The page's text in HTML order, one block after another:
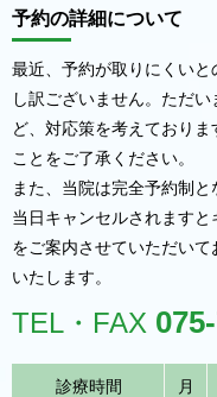
予約の詳細について
最近、予約が取りにくい
し訳ございません。ただ
ど、対応策を考えており
ことをご了承ください。
また、当院は完全予約制と
当日キャンセルされます
をご案内させていただい
いたします。
TEL・FAX
診療時間 月